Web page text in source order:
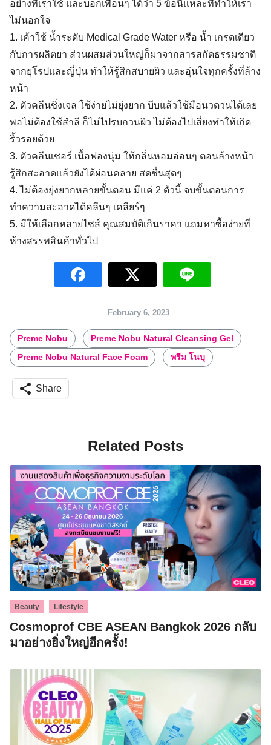
Search
อย่างที่เราใช้ และบอกเพื่อนๆ ได้ว่า 5 ข้อนี้แหละที่ทำให้เรา
ไม่นอกใจ
1. เค้าใช้ น้ำระดับ Medical Grade Water หรือ น้ำ เกรดเดียว
กับการผลิตยา ส่วนผสมส่วนใหญ่ก็มาจากสารสกัดธรรมชาติ
จากยุโรปและญี่ปุ่น ทำให้รู้สึกสบายผิว และอุ่นใจทุกครั้งที่ล้าง
หน้า
2. ตัวคลีนซิ่งเจล ใช้ง่ายไม่ยุ่งยาก บีบแล้วใช้มือนวดวนได้เลย
พอไม่ต้องใช้สำลี ก็ไม่ไปรบกวนผิว ไม่ต้องไปเสี่ยงทำให้เกิด
ริ้วรอยด้วย
3. ตัวคลีนเซอร์ เนื้อฟองนุ่ม ให้กลิ่นหอมอ่อนๆ ตอนล้างหน้า
รู้สึกสะอาดแล้วยังได้ผ่อนคลาย สดชื่นสุดๆ
4. ไม่ต้องยุ่งยากหลายขั้นตอน มีแค่ 2 ตัวนี้ จบขั้นตอนการ
ทำความสะอาดได้คลีนๆ เคลียร์ๆ
5. มีให้เลือกหลายไซส์ คุณสมบัติเกินราคา แถมหาซื้อง่ายที่
ห้างสรรพสินค้าทั่วไป
February 6, 2023
Preme Nobu
Preme Nobu Natural Cleansing Gel
Preme Nobu Natural Face Foam
พรีม โนบุ
Share
Related Posts
Beauty Lifestyle
Cosmoprof CBE ASEAN Bangkok 2026 กลับ
มาอย่างยิ่งใหญ่อีกครั้ง!